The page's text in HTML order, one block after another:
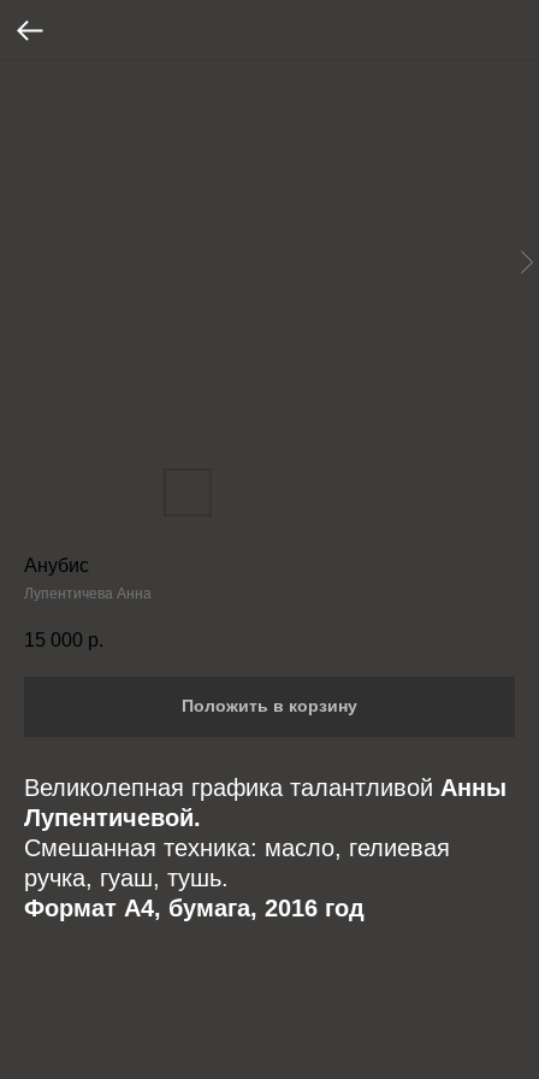
Анубис
Лупентичева Анна
15 000 р.
Положить в корзину
Великолепная графика талантливой Анны
Лупентичевой.
Смешанная техника: масло, гелиевая
ручка, гуаш, тушь.
Формат А4, бумага, 2016 год